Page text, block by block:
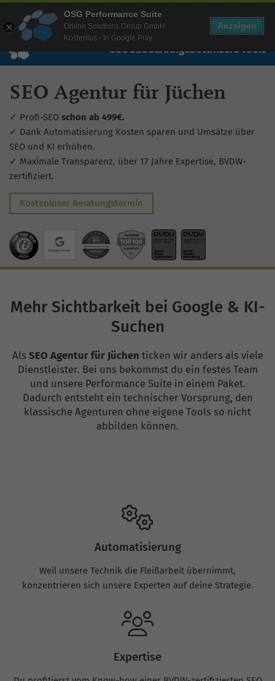
Wissen Free Checks Über uns Free Account
SEOGEOSEAAngebotUnsere Tools
SEO Agentur für Jüchen
✓ Profi-SEO schon ab 499€.
✓ Dank Automatisierung Kosten sparen und Umsätze über
SEO und KI erhöhen.
✓ Maximale Transparenz, über 17 Jahre Expertise, BVDW-
zertifiziert.
Kostenloser Beratungstermin
Mehr Sichtbarkeit bei Google & KI-
Suchen
Als SEO Agentur für Jüchen ticken wir anders als viele
Dienstleister. Bei uns bekommst du ein festes Team
und unsere Performance Suite in einem Paket.
Dadurch entsteht ein technischer Vorsprung, den
klassische Agenturen ohne eigene Tools so nicht
abbilden können.
Automatisierung
Weil unsere Technik die Fleißarbeit übernimmt,
konzentrieren sich unsere Experten auf deine Strategie.
Expertise
OSG Performance Suite
Online Solutions Group GmbH
Kostenlos - In Google Play
Anzeigen